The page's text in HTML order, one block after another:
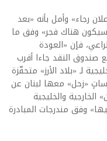
رجاء» وأمل بأنه «بعد
سيكون هناك فجر» وفق ما
فإن «العودة
صندوق النقد جاءا أقرب
لـ «بلاد الأرز» متحفّزة
«زحل» معها لبنان عن
والخليجية
وفق مندرجات المبادرة